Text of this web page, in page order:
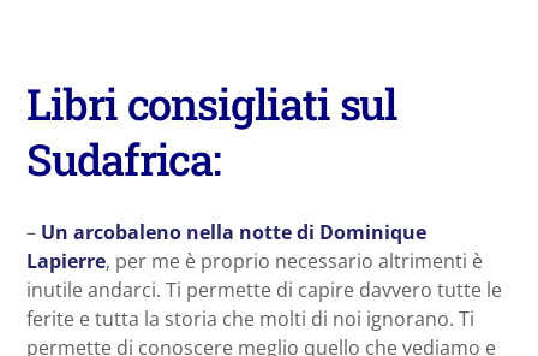
Libri consigliati sul
Sudafrica:
– Un arcobaleno nella notte di Dominique
Lapierre, per me è proprio necessario altrimenti è
inutile andarci. Ti permette di capire davvero tutte le
ferite e tutta la storia che molti di noi ignorano. Ti
permette di conoscere meglio quello che vediamo e